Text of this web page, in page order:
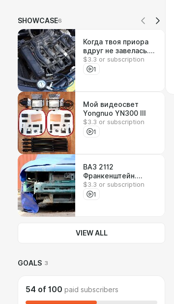
SHOWCASE6
Когда твоя приора
вдруг не завелась.
История одного
шкива
$3.3 or subscription
1
Мой видеосвет
Yongnuo YN300 III
$3.3 or subscription
1
ВАЗ 2112
Франкенштейн.
Неоконченный
проект 2016 года
$3.3 or subscription
1
VIEW ALL
GOALS 3
54 of 100 paid subscribers